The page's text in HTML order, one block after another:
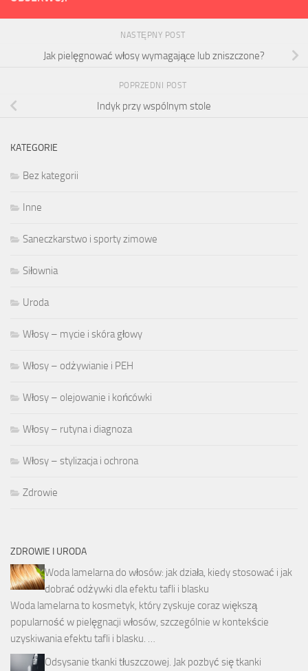
NASTĘPNY POST
Jak pielęgnować włosy wymagające lub zniszczone?
POPRZEDNI POST
Indyk przy wspólnym stole
KATEGORIE
Bez kategorii
Inne
Saneczkarstwo i sporty zimowe
Siłownia
Uroda
Włosy – mycie i skóra głowy
Włosy – odżywianie i PEH
Włosy – olejowanie i końcówki
Włosy – rutyna i diagnoza
Włosy – stylizacja i ochrona
Zdrowie
ZDROWIE I URODA
Woda lamelarna do włosów: jak działa, kiedy stosować i jak
dobrać odżywki dla efektu tafli i blasku
Woda lamelarna to kosmetyk, który zyskuje coraz większą
popularność w pielęgnacji włosów, szczególnie w kontekście
uzyskiwania efektu tafli i blasku. …
Odsysanie tkanki tłuszczowej. Jak pozbyć się tkanki